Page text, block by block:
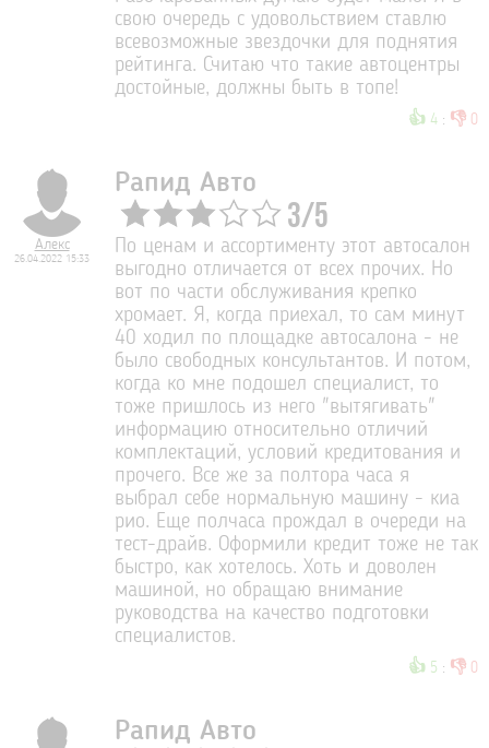
свою очередь с удовольствием ставлю
всевозможные звездочки для поднятия
рейтинга. Считаю что такие автоцентры
достойные, должны быть в топе!
👍 4 : 👎 0
Алекс
26.04.2022 15:33
Рапид Авто
3/5
По ценам и ассортименту этот автосалон
выгодно отличается от всех прочих. Но
вот по части обслуживания крепко
хромает. Я, когда приехал, то сам минут
40 ходил по площадке автосалона - не
было свободных консультантов. И потом,
когда ко мне подошел специалист, то
тоже пришлось из него "вытягивать"
информацию относительно отличий
комплектаций, условий кредитования и
прочего. Все же за полтора часа я
выбрал себе нормальную машину - киа
рио. Еще полчаса прождал в очереди на
тест-драйв. Оформили кредит тоже не так
быстро, как хотелось. Хоть и доволен
машиной, но обращаю внимание
руководства на качество подготовки
специалистов.
👍 5 : 👎 0
Рапид Авто